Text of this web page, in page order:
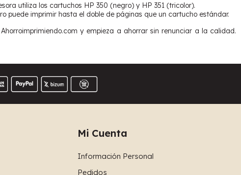
utiliza los cartuchos HP 350 (negro) y HP 351 (tricolor).
puede imprimir hasta el doble de páginas que un cartucho estándar.
y empieza a ahorrar sin renunciar a la calidad.
Mi Cuenta
Información Personal
Pedidos